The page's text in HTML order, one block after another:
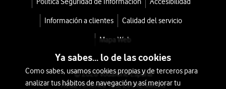
Información a clientes Calidad del servicio
Mapa Web
© 2026 Vodafone España
Avda. América 115, 28042 Madrid
Ya sabes... lo de las cookies
Como sabes, usamos cookies propias y de terceros para
analizar tus hábitos de navegación y así mejorar tu